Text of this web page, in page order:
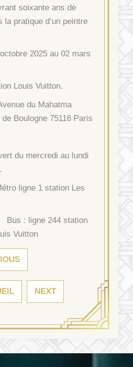
soixante ans de
la pratique d’un peintre
2025 au 02 mars
Louis Vuitton.
du Mahatma
Boulogne 75116 Paris
du mercredi au lundi
ligne 1 station Les
244 station
Vuitton
NEXT